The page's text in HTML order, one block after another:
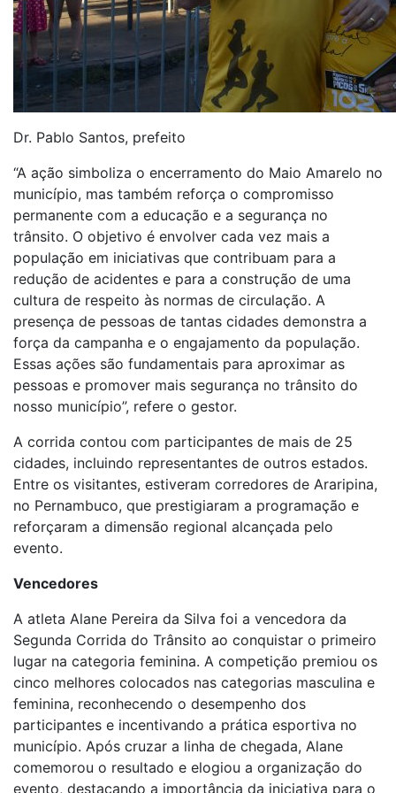
Dr. Pablo Santos, prefeito
“A ação simboliza o encerramento do Maio Amarelo no
município, mas também reforça o compromisso
permanente com a educação e a segurança no
trânsito. O objetivo é envolver cada vez mais a
população em iniciativas que contribuam para a
redução de acidentes e para a construção de uma
cultura de respeito às normas de circulação. A
presença de pessoas de tantas cidades demonstra a
força da campanha e o engajamento da população.
Essas ações são fundamentais para aproximar as
pessoas e promover mais segurança no trânsito do
nosso município”, refere o gestor.
A corrida contou com participantes de mais de 25
cidades, incluindo representantes de outros estados.
Entre os visitantes, estiveram corredores de Araripina,
no Pernambuco, que prestigiaram a programação e
reforçaram a dimensão regional alcançada pelo
evento.
Vencedores
A atleta Alane Pereira da Silva foi a vencedora da
Segunda Corrida do Trânsito ao conquistar o primeiro
lugar na categoria feminina. A competição premiou os
cinco melhores colocados nas categorias masculina e
feminina, reconhecendo o desempenho dos
participantes e incentivando a prática esportiva no
município. Após cruzar a linha de chegada, Alane
comemorou o resultado e elogiou a organização do
evento, destacando a importância da iniciativa para o